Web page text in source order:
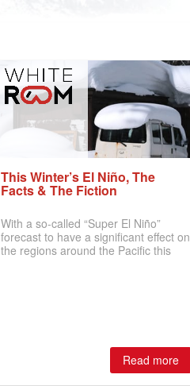
This Winter’s El Niño, The
Facts & The Fiction
With a so-called “Super El Niño”
forecast to have a significant effect on
the regions around the Pacific this
Read more